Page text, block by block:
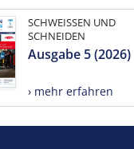
SCHWEISSEN UND
SCHNEIDEN
Ausgabe 5 (2026)
› mehr erfahren